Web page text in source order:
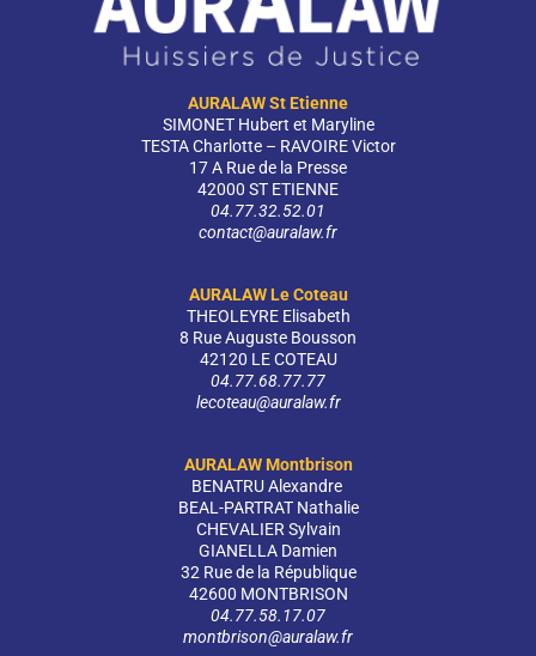
AURALAW St Etienne
SIMONET Hubert et Maryline
TESTA Charlotte – RAVOIRE Victor
17 A Rue de la Presse
42000 ST ETIENNE
04.77.32.52.01
contact@auralaw.fr
AURALAW Le Coteau
THEOLEYRE Elisabeth
8 Rue Auguste Bousson
42120 LE COTEAU
04.77.68.77.77
lecoteau@auralaw.fr
AURALAW Montbrison
BENATRU Alexandre
BEAL-PARTRAT Nathalie
CHEVALIER Sylvain
GIANELLA Damien
32 Rue de la République
42600 MONTBRISON
04.77.58.17.07
montbrison@auralaw.fr